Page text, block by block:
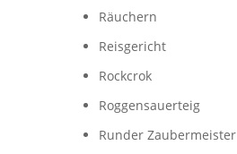
Räuchern
Reisgericht
Rockcrok
Roggensauerteig
Runder Zaubermeister